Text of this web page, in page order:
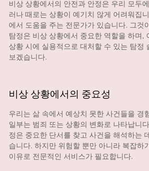
비상 상황에서의 안전과 안정은 우리 모두
러나 때로는 상황이 예기치 않게 어려워집
에서 도움을 주는 전문가가 있습니다. 그것
탐정은 비상 상황에서 중요한 역할을 하며,
상황 시에 실용적으로 대처할 수 있는 탐정
보겠습니다.
비상 상황에서의 중요성
우리는 삶 속에서 예상치 못한 사건들을 경
일부는 범죄 또는 상황의 변화로 나타납니
정은 중요한 단서를 찾고 사건을 해석하는
습니다. 하지만 위험할 뿐만 아니라 복잡하
이유로 전문적인 서비스가 필요합니다.